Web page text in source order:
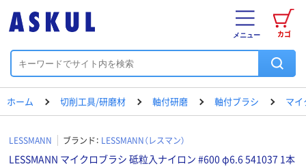
カゴ
メニュー
ホーム 切削工具/研磨材 軸付研磨 軸付ブラシ マ
LESSMANN ブランド： LESSMANN（レスマン）
LESSMANN マイクロブラシ 砥粒入ナイロン #600 φ6.6 541037 1本